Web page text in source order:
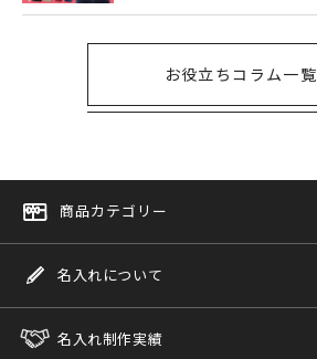
お役立ちコラム一覧
商品カテゴリー
名入れについて
名入れ制作実績